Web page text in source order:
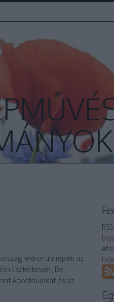
ekkor ünnepeli az
tiszteltessél, De
Apostolunkat és az